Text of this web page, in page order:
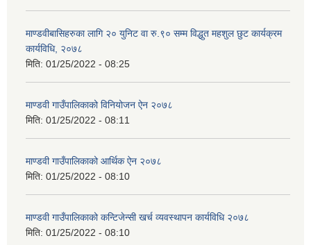
माण्डवीबासिहरुका लागि २० युनिट वा रु.९० सम्म विद्धुत महशुल छुट कार्यक्रम
कार्यविधि, २०७८
मिति: 01/25/2022 - 08:25
माण्डवी गाउँपालिकाको विनियोजन ऐन २०७८
मिति: 01/25/2022 - 08:11
माण्डवी गाउँपालिकाको आर्थिक ऐन २०७८
मिति: 01/25/2022 - 08:10
माण्डवी गाउँपालिकाको कन्टिजेन्सी खर्च व्यवस्थापन कार्यविधि २०७८
मिति: 01/25/2022 - 08:10